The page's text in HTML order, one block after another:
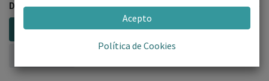
DIAMETRO
250x100x35 250x50x35 90x100x20
Acepto
Política de Cookies